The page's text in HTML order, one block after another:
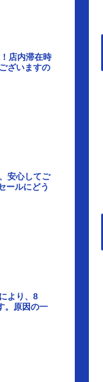
店内滞在時
ざいますの
安心してご
ールにどう
より、8
。原因の一